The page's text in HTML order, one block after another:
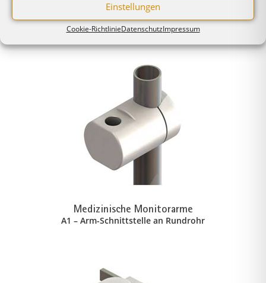
Einstellungen
Cookie-RichtlinieDatenschutzImpressum
Medizinische Monitorarme
A1 – Arm-Schnittstelle an Rundrohr